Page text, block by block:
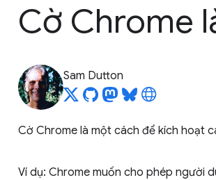
Cờ Chrome
Sam Dutton
Cờ Chrome là một cách để kích hoạt
Ví dụ: Chrome muốn cho phép người